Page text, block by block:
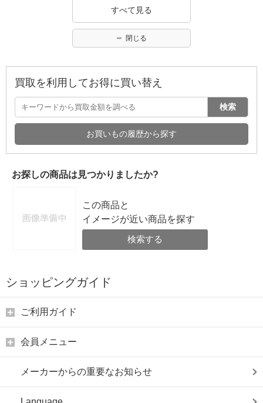
すべて見る
閉じる
買取を利用してお得に買い替え
検索
お買いもの履歴から探す
お探しの商品は見つかりましたか?
この商品と
イメージが近い商品を探す
検索する
ショッピングガイド
ご利用ガイド
会員メニュー
メーカーからの重要なお知らせ